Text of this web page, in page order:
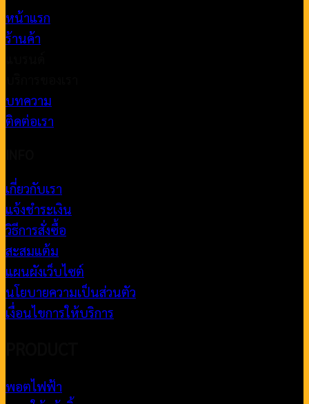
หน้าแรก
ร้านค้า
บทความ
ติดต่อเรา
เกี่ยวกับเรา
แจ้งชำระเงิน
วิธีการสั่งซื้อ
สะสมแต้ม
แผนผังเว็บไซต์
นโยบายความเป็นส่วนตัว
เงื่อนไขการให้บริการ
พอตไฟฟ้า